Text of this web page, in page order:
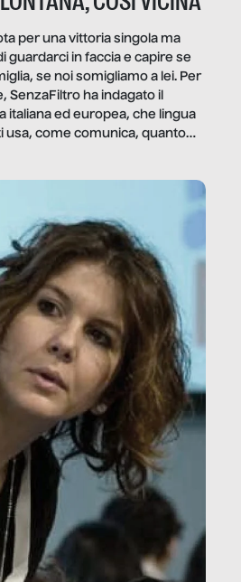
per una vittoria singola ma
guardarci in faccia e capire se
se noi somigliamo a lei. Per
SenzaFiltro ha indagato il
italiana ed europea, che lingua
usa, come comunica, quanto